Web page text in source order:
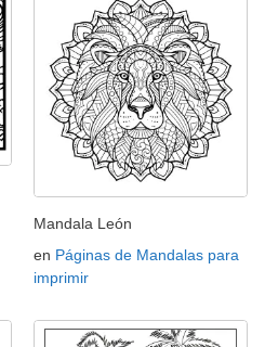
Mandala León
en Páginas de Mandalas para
imprimir